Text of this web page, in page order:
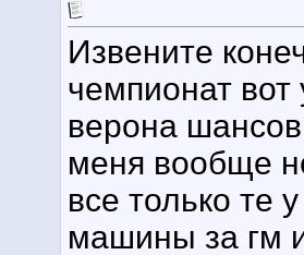
Извените
чемпионат
верона
меня вообще
все только те
машины за гм